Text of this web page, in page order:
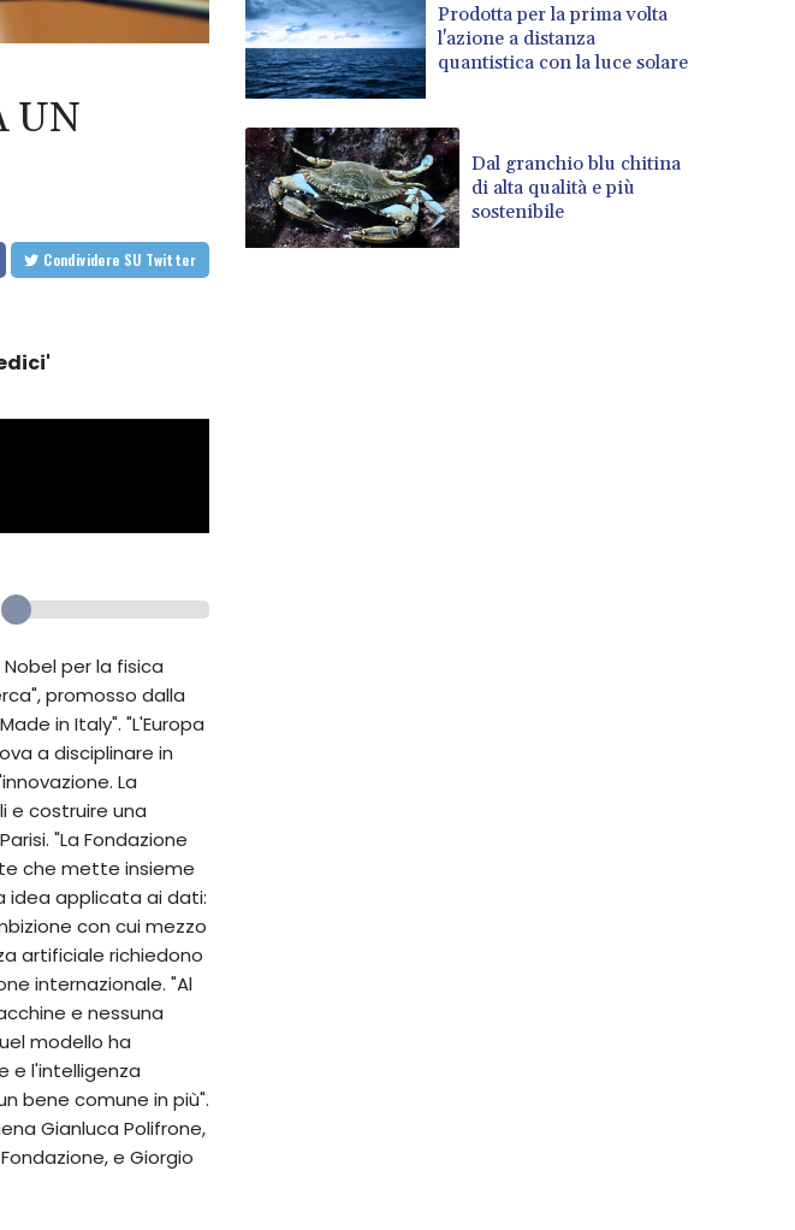
UN
Condividere SU Twitter
per la fisica
promosso dalla
in Italy". "L'Europa
a disciplinare in
La
e costruire una
"La Fondazione
che mette insieme
idea applicata ai dati:
con cui mezzo
artificiale richiedono
internazionale. "Al
e nessuna
modello ha
e l'intelligenza
bene comune in più".
Gianluca Polifrone,
e Giorgio
Prodotta per la prima volta
l'azione a distanza
quantistica con la luce solare
Dal granchio blu chitina
di alta qualità e più
sostenibile